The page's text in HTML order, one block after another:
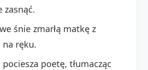
zasnąć.
śnie zmarłą matkę z
na ręku.
poetę, tłumacząc